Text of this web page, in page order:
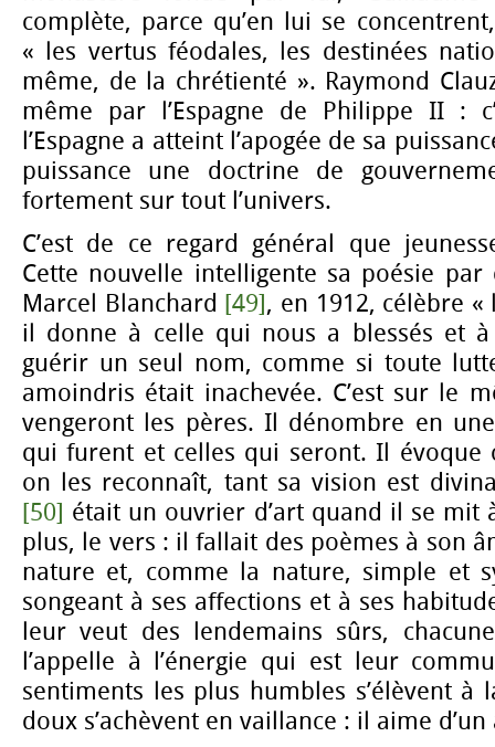
complète, parce qu’en lui se
« les vertus féodales, les destinées
même, de la chrétienté ». Raymond
même par l’Espagne de Philippe II :
l’Espagne a atteint l’apogée de sa
puissance une doctrine de
fortement sur tout l’univers.
C’est de ce regard général que
Cette nouvelle intelligente sa poésie par
Marcel Blanchard [49], en 1912, célèbre
il donne à celle qui nous a blessés et
guérir un seul nom, comme si toute
amoindris était inachevée. C’est sur le
vengeront les pères. Il dénombre en
qui furent et celles qui seront. Il évoque
on les reconnaît, tant sa vision est
[50] était un ouvrier d’art quand il se mit
plus, le vers : il fallait des poèmes à son
nature et, comme la nature, simple et
songeant à ses affections et à ses
leur veut des lendemains sûrs,
l’appelle à l’énergie qui est leur
sentiments les plus humbles s’élèvent à
doux s’achèvent en vaillance : il aime